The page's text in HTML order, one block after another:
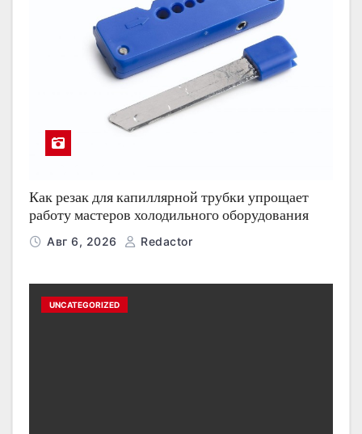
Как резак для капиллярной трубки упрощает
работу мастеров холодильного оборудования
Авг 6, 2026 Redactor
UNCATEGORIZED